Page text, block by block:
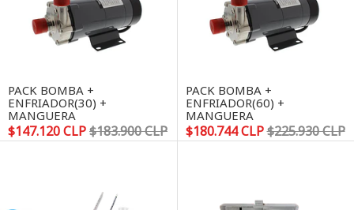
PACK BOMBA +
ENFRIADOR(30) +
MANGUERA
$147.120 CLP$183.900 CLP
PACK BOMBA +
ENFRIADOR(60) +
MANGUERA
$180.744 CLP$225.930 CLP